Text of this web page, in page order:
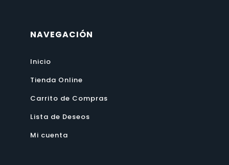
NAVEGACIÓN
Inicio
Tienda Online
Carrito de Compras
Lista de Deseos
Mi cuenta